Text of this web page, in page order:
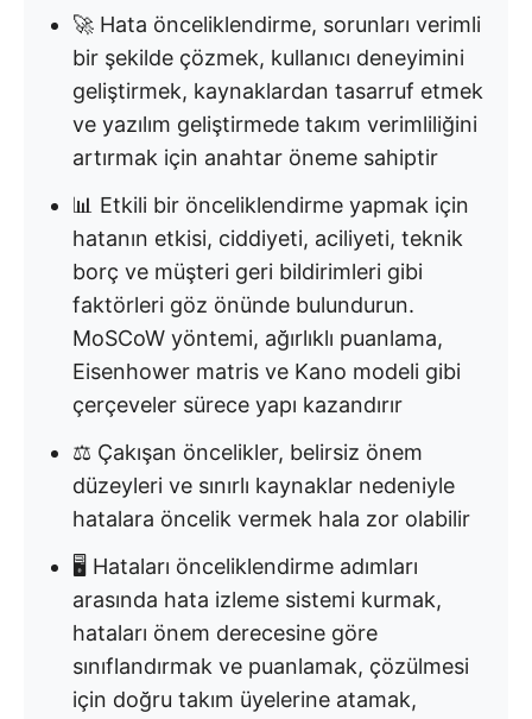
🚀 Hata önceliklendirme, sorunları verimli
bir şekilde çözmek, kullanıcı deneyimini
geliştirmek, kaynaklardan tasarruf etmek
ve yazılım geliştirmede takım verimliliğini
artırmak için anahtar öneme sahiptir
📊 Etkili bir önceliklendirme yapmak için
hatanın etkisi, ciddiyeti, aciliyeti, teknik
borç ve müşteri geri bildirimleri gibi
faktörleri göz önünde bulundurun.
MoSCoW yöntemi, ağırlıklı puanlama,
Eisenhower matris ve Kano modeli gibi
çerçeveler sürece yapı kazandırır
⚖️ Çakışan öncelikler, belirsiz önem
düzeyleri ve sınırlı kaynaklar nedeniyle
hatalara öncelik vermek hala zor olabilir
🖥️ Hataları önceliklendirme adımları
arasında hata izleme sistemi kurmak,
hataları önem derecesine göre
sınıflandırmak ve puanlamak, çözülmesi
için doğru takım üyelerine atamak,